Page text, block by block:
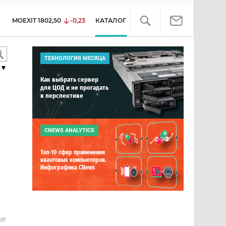
MOEXIT 1802,50 -0,23 КАТАЛОГ
ТЕХНОЛОГИЯ МЕСЯЦА
Как выбрать сервер
для ЦОД и не прогадать
в перспективе
CNEWS ANALYTICS
Топ-10 сфер применения
квантовых компьютеров.
Инфографика CNews